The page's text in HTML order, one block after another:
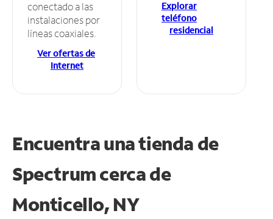
conectado a las
instalaciones por
líneas coaxiales.
Ver ofertas de
Internet
Explorar
teléfono
residencial
Encuentra una tienda de
Spectrumcerca de
Monticello, NY